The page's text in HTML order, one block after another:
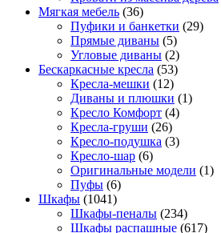
Мягкая мебель (36)
Пуфики и банкетки (29)
Прямые диваны (5)
Угловые диваны (2)
Бескаркасные кресла (53)
Кресла-мешки (12)
Диваны и плюшки (1)
Кресло Комфорт (4)
Кресла-груши (26)
Кресло-подушка (3)
Кресло-шар (6)
Оригинальные модели (1)
Пуфы (6)
Шкафы (1041)
Шкафы-пеналы (234)
Шкафы распашные (617)